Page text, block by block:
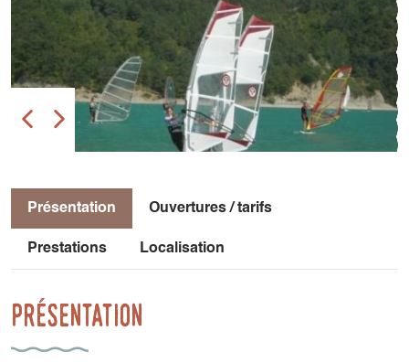
Présentation Ouvertures / tarifs
Prestations Localisation
Présentation